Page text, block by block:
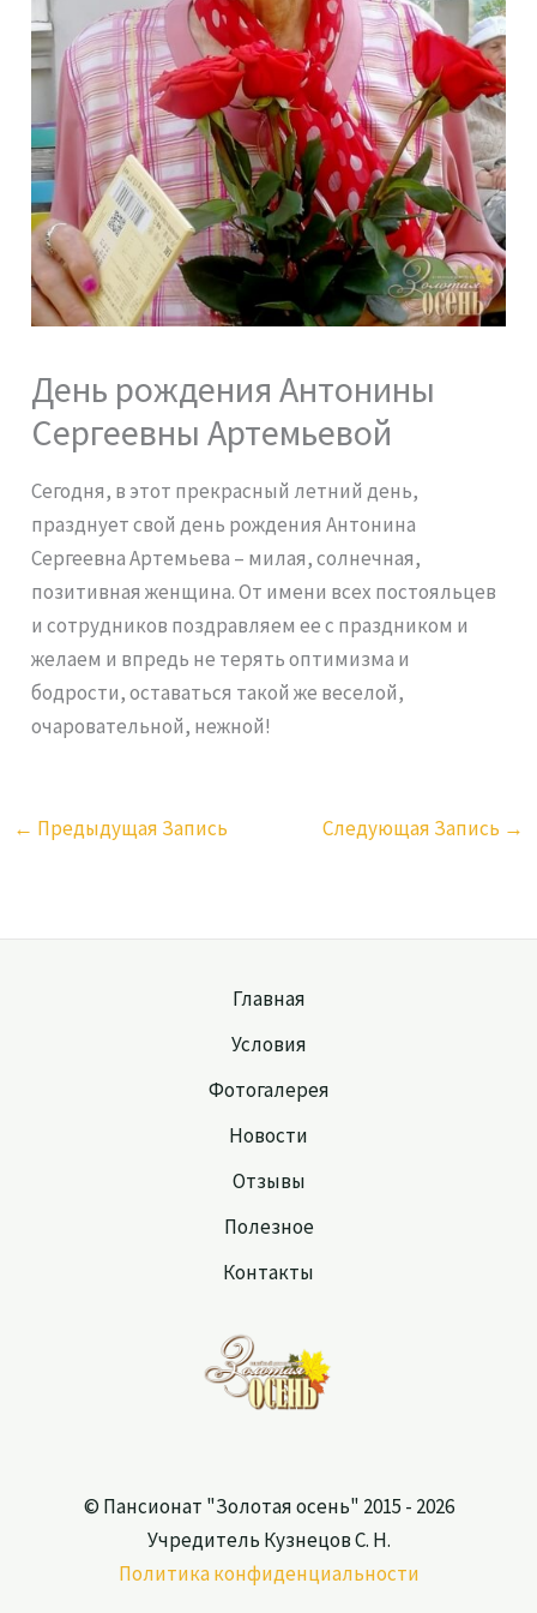
День рождения Антонины
Сергеевны Артемьевой
Сегодня, в этот прекрасный летний день,
празднует свой день рождения Антонина
Сергеевна Артемьева – милая, солнечная,
позитивная женщина. От имени всех постояльцев
и сотрудников поздравляем ее с праздником и
желаем и впредь не терять оптимизма и
бодрости, оставаться такой же веселой,
очаровательной, нежной!
← Предыдущая Запись Следующая Запись →
Главная
Условия
Фотогалерея
Новости
Отзывы
Полезное
Контакты
© Пансионат "Золотая осень" 2015 - 2026
Учредитель Кузнецов С. Н.
Политика конфиденциальности